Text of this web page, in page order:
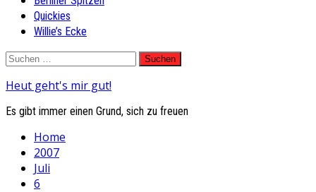
Quickies
Willie’s Ecke
Skip
content
Suchen
Heut geht's mir gut!
Es gibt immer einen Grund, sich zu freuen
Home
2007
Juli
6